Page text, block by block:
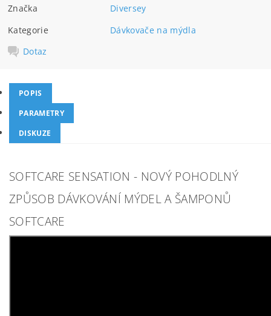
Značka
Diversey
Kategorie
Dávkovače na mýdla
Dotaz
POPIS
PARAMETRY
DISKUZE
SOFTCARE SENSATION - NOVÝ POHODLNÝ
ZPŮSOB DÁVKOVÁNÍ MÝDEL A ŠAMPONŮ
SOFTCARE